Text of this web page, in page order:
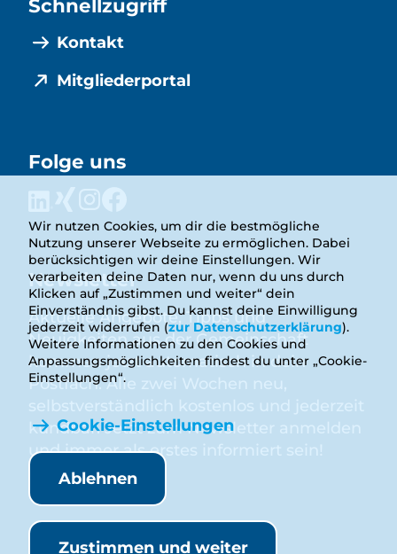
Wir nutzen Cookies, um dir die bestmögliche
Nutzung unserer Webseite zu ermöglichen. Dabei
berücksichtigen wir deine Einstellungen. Wir
verarbeiten deine Daten nur, wenn du uns durch
Klicken auf „Zustimmen und weiter“ dein
Einverständnis gibst. Du kannst deine Einwilligung
jederzeit widerrufen (zur Datenschutzerklärung).
Weitere Informationen zu den Cookies und
Anpassungsmöglichkeiten findest du unter „Cookie-
Einstellungen“.
Cookie-Einstellungen
Ablehnen
Zustimmen und weiter
Schnellzugriff
Kontakt
Mitgliederportal
Folge uns
Newsletter
Aktuelle Angebote, Tipps und
Neuigkeiten aus der Gemeinschaft
kommen jetzt automatisch in dein
Postfach. Alle zwei Wochen neu,
selbstverständlich kostenlos und jederzeit
kündbar. Jetzt zum Newsletter anmelden
und immer als erstes informiert sein!
Anmelden